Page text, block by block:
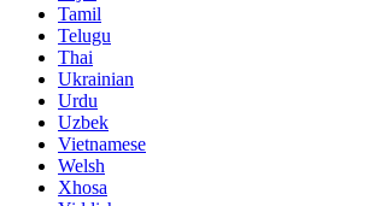
Tamil
Telugu
Thai
Ukrainian
Urdu
Uzbek
Vietnamese
Welsh
Xhosa